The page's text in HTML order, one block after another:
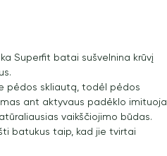
Superfit batai sušvelnina krūvį
pėdos skliautą, todėl pėdos
ant aktyvaus padėklo imituoja
vaikščiojimo būdas.
batukus taip, kad jie tvirtai